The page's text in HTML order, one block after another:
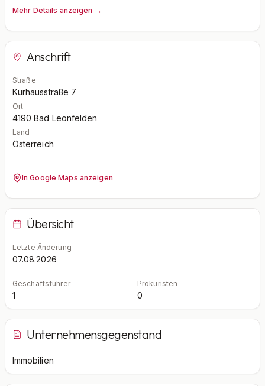
Mehr Details anzeigen →
Anschrift
Straße
Kurhausstraße 7
Ort
4190 Bad Leonfelden
Land
Österreich
In Google Maps anzeigen
Übersicht
Letzte Änderung
07.08.2026
Geschäftsführer
1
Prokuristen
0
Unternehmensgegenstand
Immobilien